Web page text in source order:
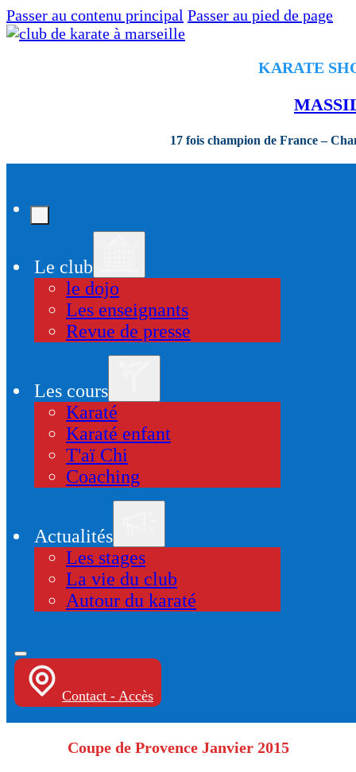
Passer au contenu principal Passer au pied de page
KARATE
17 fois champion de France –
Le club
le dojo
Les enseignants
Revue de presse
Les cours
Karaté
Karaté enfant
T'aï Chi
Coaching
Actualités
Les stages
La vie du club
Autour du karaté
Contact - Accès
Coupe de Provence Janvier 2015